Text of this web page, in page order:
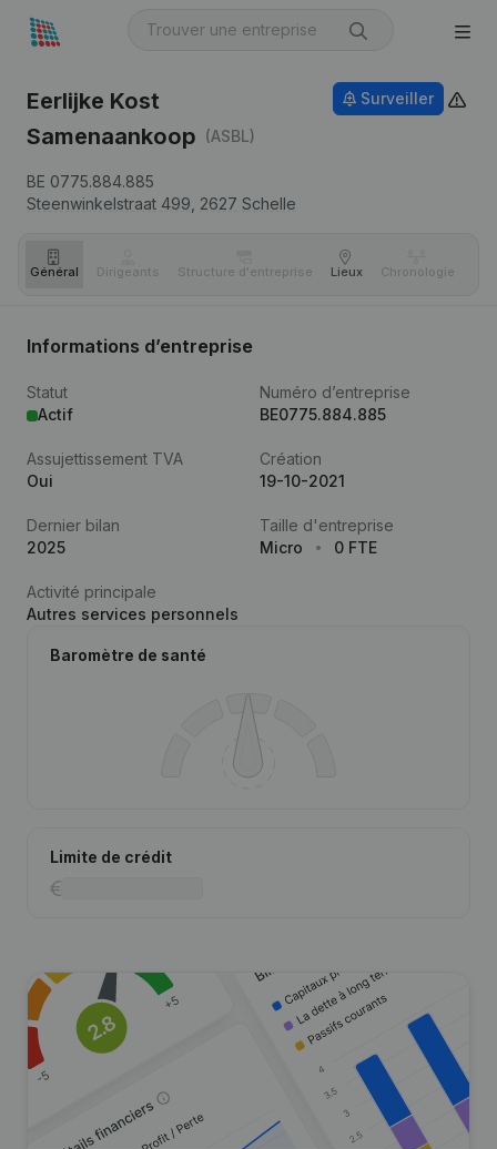
Eerlijke Kost
Samenaankoop (ASBL)
BE 0775.884.885
Steenwinkelstraat 499, 2627 Schelle
Surveiller
Général Dirigeants Structure d'entreprise Lieux Chronologie
Informations d’entreprise
Statut
Actif
Numéro d’entreprise
BE0775.884.885
Assujettissement TVA
Oui
Création
19-10-2021
Dernier bilan
2025
Taille d'entreprise
Micro
0 FTE
Activité principale
Autres services personnels
Baromètre de santé
Limite de crédit